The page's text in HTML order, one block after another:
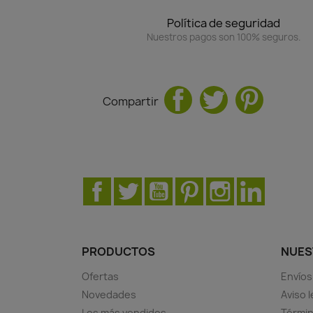
Política de seguridad
Nuestros pagos son 100% seguros.
Compartir
Facebook
Twitter YouTubePinterestInstagram
PRODUCTOS
Ofertas
Novedades
Aviso